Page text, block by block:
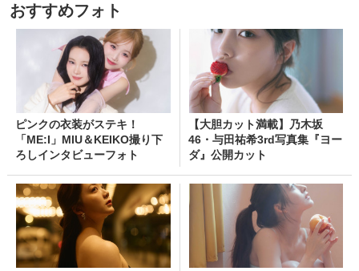
おすすめフォト
ピンクの衣装がステキ！
「ME:I」MIU＆KEIKO撮り下
ろしインタビューフォト
【大胆カット満載】乃木坂
46・与田祐希3rd写真集『ヨー
ダ』公開カット